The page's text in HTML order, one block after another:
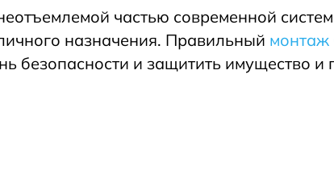
частью современной
назначения. Правильный
безопасности и защитить имущество и